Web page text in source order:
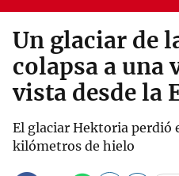
Un glaciar de
colapsa a una
vista desde la
El glaciar Hektoria perdió
kilómetros de hielo